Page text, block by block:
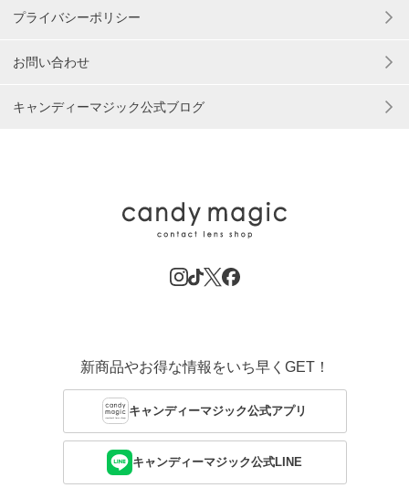
プライバシーポリシー
お問い合わせ
キャンディーマジック公式ブログ
新商品やお得な情報をいち早くGET！
キャンディーマジック公式アプリ
キャンディーマジック公式LINE